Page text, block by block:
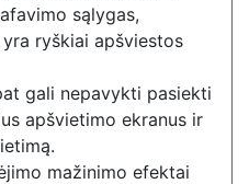
sąlygas,
ryškiai apšviestos
gali nepavykti pasiekti
apšvietimo ekranus ir
mažinimo efektai